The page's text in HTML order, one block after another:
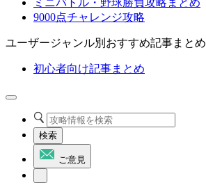
ミニバトル・野球勝負攻略まとめ
9000点チャレンジ攻略
ユーザージャンル別おすすめ記事まとめ
初心者向け記事まとめ
検索
ご意見